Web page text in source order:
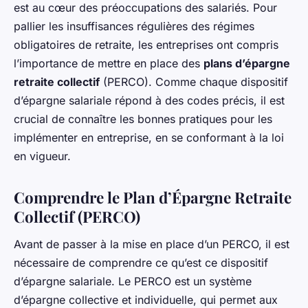
est au cœur des préoccupations des salariés. Pour
pallier les insuffisances régulières des régimes
obligatoires de retraite, les entreprises ont compris
l’importance de mettre en place des plans d’épargne
retraite collectif(PERCO). Comme chaque dispositif
d’épargne salariale répond à des codes précis, il est
crucial de connaître les bonnes pratiques pour les
implémenter en entreprise, en se conformant à la loi
en vigueur.
Comprendre le Plan d’Épargne Retraite
Collectif (PERCO)
Avant de passer à la mise en place d’un PERCO, il est
nécessaire de comprendre ce qu’est ce dispositif
d’épargne salariale. Le PERCO est un système
d’épargne collective et individuelle, qui permet aux